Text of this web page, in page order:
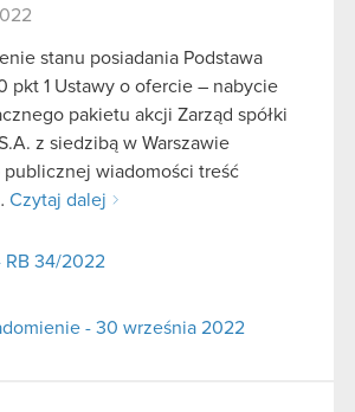
stanu posiadania Podstawa
pkt 1 Ustawy o ofercie – nabycie
pakietu akcji Zarząd spółki
z siedzibą w Warszawie
publicznej wiadomości treść
Czytaj dalej
RB 34/2022
- 30 września 2022